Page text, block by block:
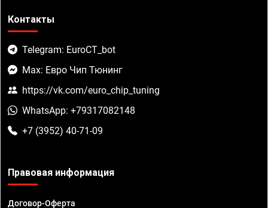
Контакты
Telegram: EuroCT_bot
Max: Евро Чип Тюнинг
https://vk.com/euro_chip_tuning
WhatsApp: +79317082148
+7 (3952) 40-71-09
Правовая информация
Договор-Оферта